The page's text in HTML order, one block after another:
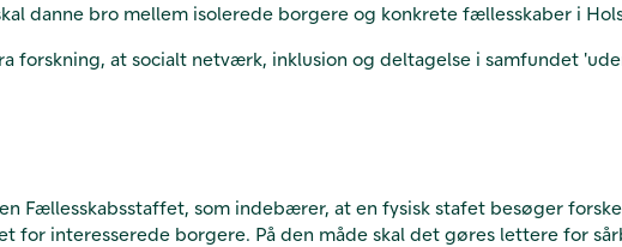
danne bro mellem isolerede borgere og konkrete fællesskaber i
forskning, at socialt netværk, inklusion og deltagelse i samfundet
Fællesskabsstaffet, som indebærer, at en fysisk stafet besøger
for interesserede borgere. På den måde skal det gøres lettere for